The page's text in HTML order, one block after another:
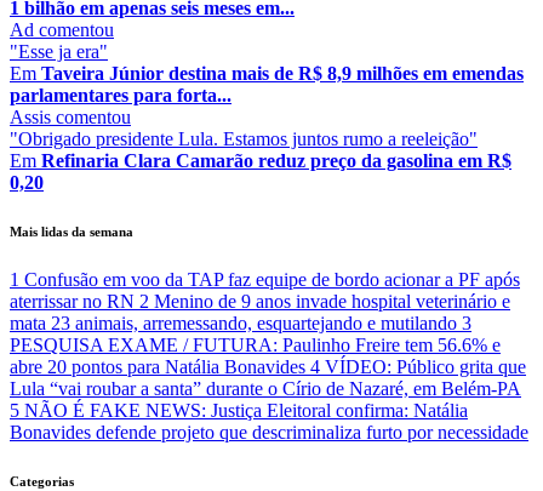
1 bilhão em apenas seis meses em...
Ad comentou
"Esse ja era"
Em Taveira Júnior destina mais de R$ 8,9 milhões em emendas
parlamentares para forta...
Assis comentou
"Obrigado presidente Lula. Estamos juntos rumo a reeleição"
Em Refinaria Clara Camarão reduz preço da gasolina em R$
0,20
Mais lidas da semana
1 Confusão em voo da TAP faz equipe de bordo acionar a PF após
aterrissar no RN 2 Menino de 9 anos invade hospital veterinário e
mata 23 animais, arremessando, esquartejando e mutilando 3
PESQUISA EXAME / FUTURA: Paulinho Freire tem 56.6% e
abre 20 pontos para Natália Bonavides 4 VÍDEO: Público grita que
Lula “vai roubar a santa” durante o Círio de Nazaré, em Belém-PA
5 NÃO É FAKE NEWS: Justiça Eleitoral confirma: Natália
Bonavides defende projeto que descriminaliza furto por necessidade
Categorias